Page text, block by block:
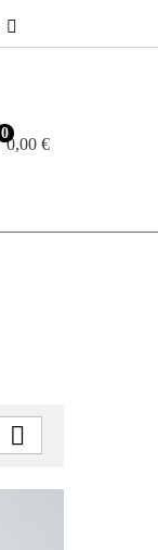
0
0,00 €
